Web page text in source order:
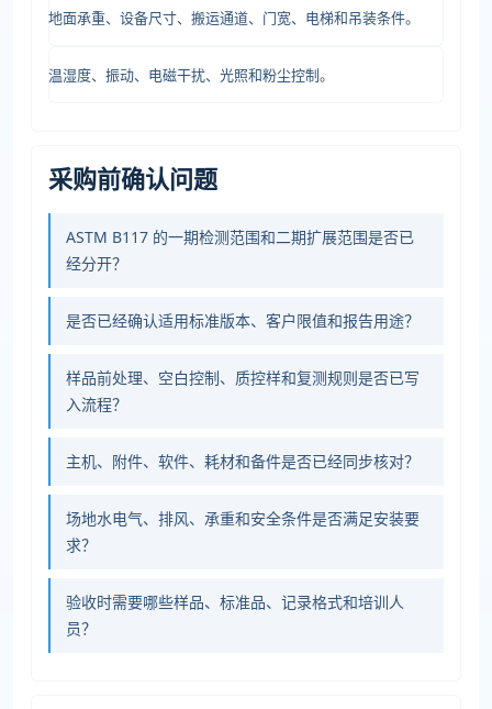
地面承重、设备尺寸、搬运通道、门宽、电梯和吊装条件。
温湿度、振动、电磁干扰、光照和粉尘控制。
采购前确认问题
ASTM B117 的一期检测范围和二期扩展范围是否已
经分开？
是否已经确认适用标准版本、客户限值和报告用途？
样品前处理、空白控制、质控样和复测规则是否已写
入流程？
主机、附件、软件、耗材和备件是否已经同步核对？
场地水电气、排风、承重和安全条件是否满足安装要
求？
验收时需要哪些样品、标准品、记录格式和培训人
员？